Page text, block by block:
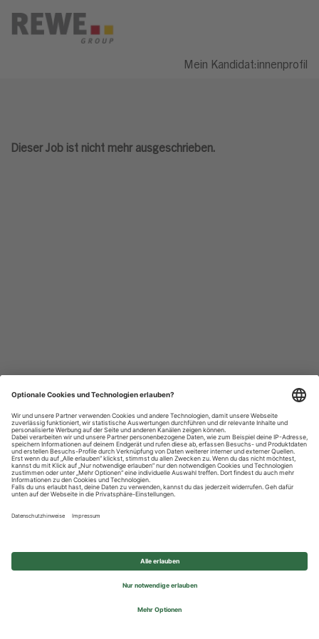
Mein Kandidat:innenprofil
Dieser Job ist nicht mehr ausgeschrieben.
Datenschutzhinweise
Impressum
Privatsphäre-Einstellungen
© 2026 REWE Group - All rights reserved